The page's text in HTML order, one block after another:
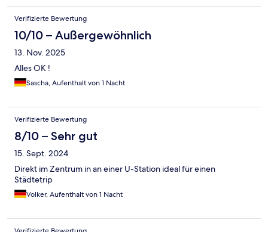
Verifizierte Bewertung
10/10 – Außergewöhnlich
13. Nov. 2025
Alles OK !
Sascha, Aufenthalt von 1 Nacht
Verifizierte Bewertung
8/10 – Sehr gut
15. Sept. 2024
Direkt im Zentrum in an einer U-Station ideal für einen
Städtetrip
Volker, Aufenthalt von 1 Nacht